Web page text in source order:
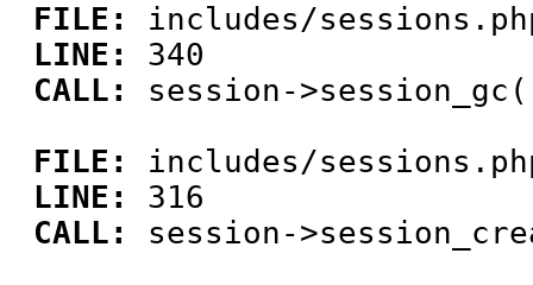
FILE:
includes/
LINE:
340
CALL:
session-
FILE:
includes/
LINE:
316
CALL:
session-